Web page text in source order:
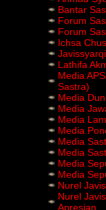
Bantar
Forum
Forum
Ichsa
Lathifa
Media
Sastra)
Media
Media
Media
Media
Media
Media
Media
Media
Nurel
Nurel
Apresian